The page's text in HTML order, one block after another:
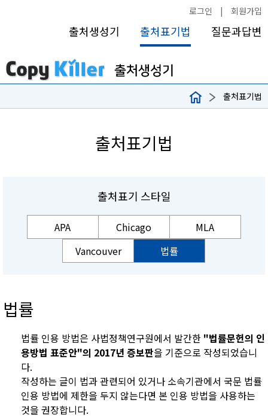
로그인 | 회원가입
출처생성기 출처표기법 질문과답변
출처표기법
출처표기법
출처표기 스타일
APA Chicago
MLA
Vancouver
법률
법률
법률 인용 방법은 사법정책연구원에서 발간한 "법률문헌의 인
용방법 표준안"의 2017년 증보판을 기준으로 작성되었습니
다.
작성하는 글이 법과 관련되어 있거나 소속기관에서 국문 법률
인용 방법에 제한을 두지 않는다면 본 인용 방법을 사용하는
것을 권장합니다.